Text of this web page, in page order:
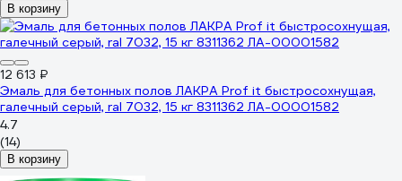
В корзину
12 613 ₽
Эмаль для бетонных полов ЛАКРА Prof it быстросохнущая,
галечный серый, ral 7032, 15 кг 8311362 ЛА-00001582
4.7
(14)
В корзину